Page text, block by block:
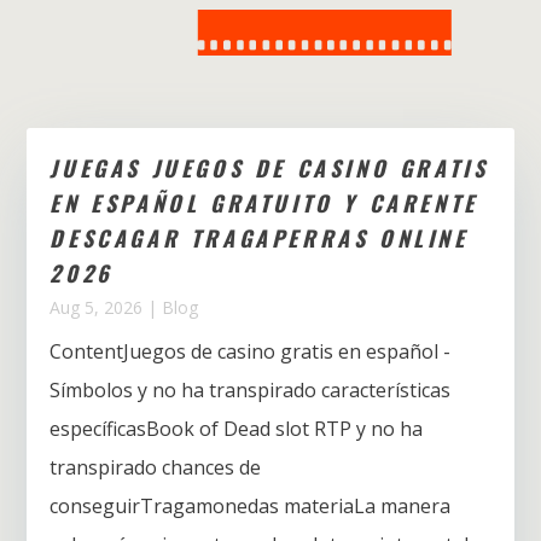
JUEGAS JUEGOS DE CASINO GRATIS
EN ESPAÑOL GRATUITO Y CARENTE
DESCAGAR TRAGAPERRAS ONLINE
2026
Aug 5, 2026 | Blog
ContentJuegos de casino gratis en español -
Símbolos y no ha transpirado características
específicasBook of Dead slot RTP y no ha
transpirado chances de
conseguirTragamonedas materiaLa manera